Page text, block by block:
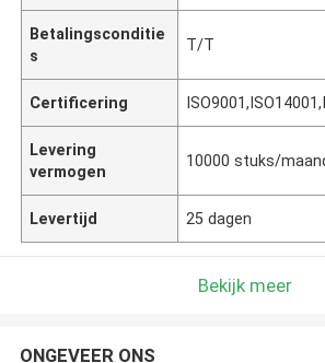
Betalingsconditie
s
T/T
Certificering
Levering
vermogen
10000 stuks/
Levertijd 25 dagen
Bekijk meer
ONGEVEER ONS